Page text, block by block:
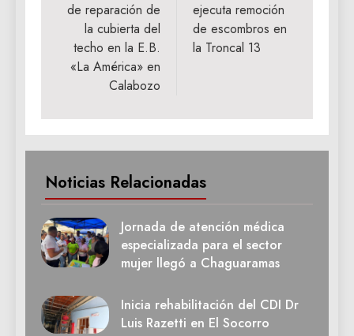
entradas
de reparación de
la cubierta del
techo en la E.B.
«La América» en
Calabozo
ejecuta remoción
de escombros en
la Troncal 13
Noticias Relacionadas
Jornada de atención médica
especializada para el sector
mujer llegó a Chaguaramas
Inicia rehabilitación del CDI Dr
Luis Razetti en El Socorro